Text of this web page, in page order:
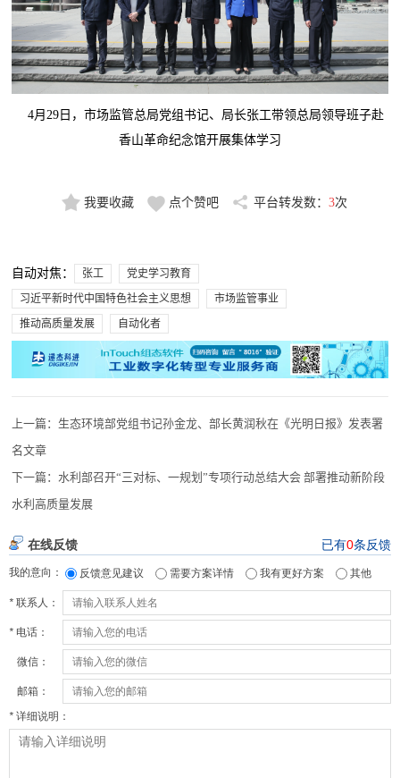
4月29日，市场监管总局党组书记、局长张工带领总局领导班子赴
香山革命纪念馆开展集体学习
我要收藏 点个赞吧 平台转发数： 3次
自动对焦： 张工
党史学习教育
习近平新时代中国特色社会主义思想
市场监管事业
推动高质量发展
自动化者
上一篇： 生态环境部党组书记孙金龙、部长黄润秋在《光明日报》发表署
名文章
下一篇：水利部召开“三对标、一规划”专项行动总结大会 部署推动新阶段
水利高质量发展